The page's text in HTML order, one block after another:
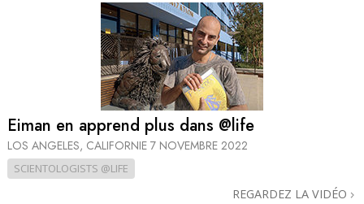
Eiman en apprend plus dans @life
LOS ANGELES, CALIFORNIE 7 NOVEMBRE 2022
SCIENTOLOGISTS @LIFE
REGARDEZ LA VIDÉO